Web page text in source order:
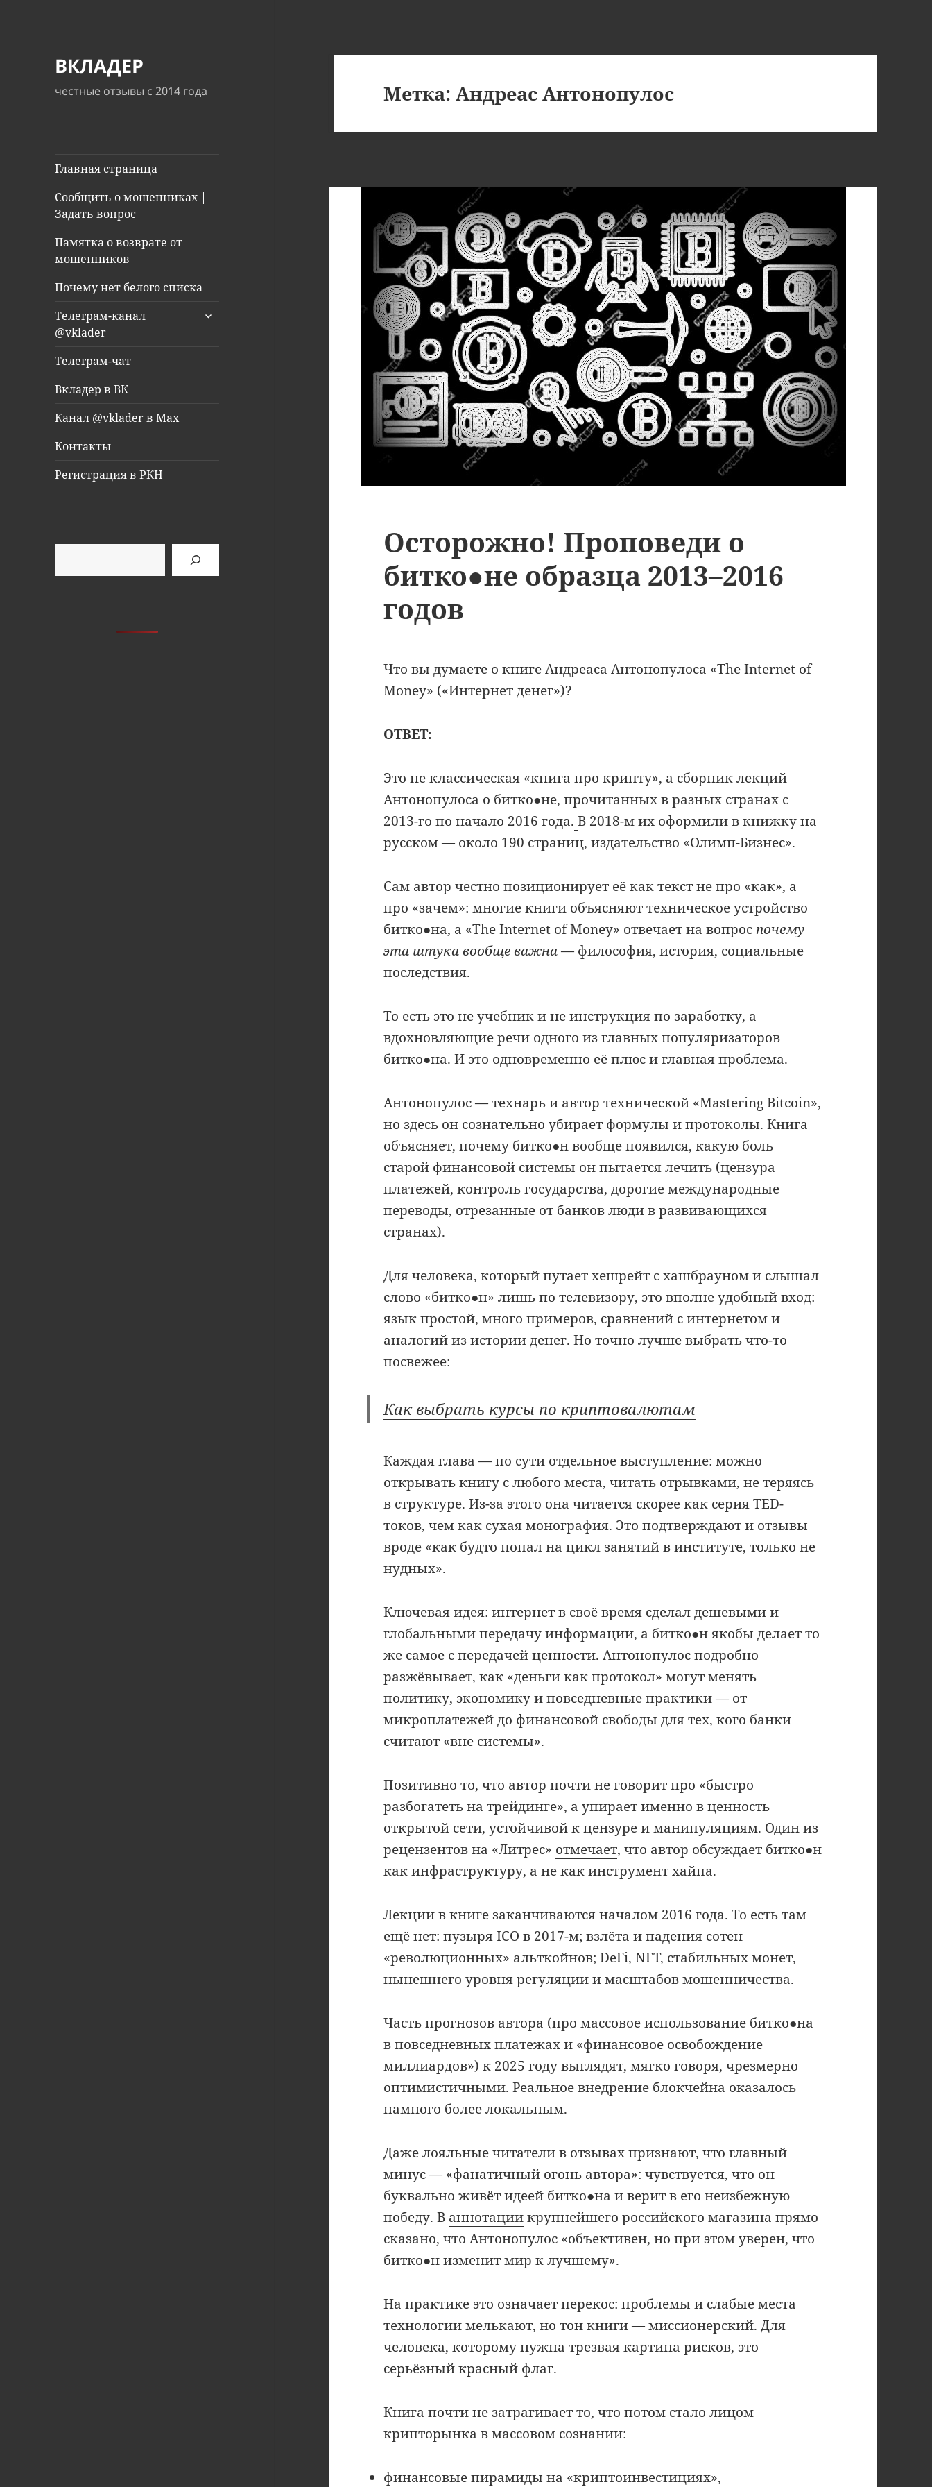
ВКЛАДЕР
честные отзывы с 2014 года
Главная страница
Сообщить о мошенниках |
Задать вопрос
Памятка о возврате от
мошенников
Почему нет белого списка
Телеграм-канал
@vklader
раскрыть
Телеграм-чат
Вкладер в ВК
Канал @vklader в Max
Контакты
Регистрация в РКН
Метка:Андреас Антонопулос
Осторожно! Проповеди о
битко●не образца 2013–2016
годов
Что вы думаете о книге Андреаса Антонопулоса «The Internet of
Money» («Интернет денег»)?
ОТВЕТ:
Это не классическая «книга про крипту», а сборник лекций
Антонопулоса о битко●не, прочитанных в разных странах с
2013-го по начало 2016 года. В 2018-м их оформили в книжку на
русском — около 190 страниц, издательство «Олимп-Бизнес».
Сам автор честно позиционирует её как текст не про «как», а
про «зачем»: многие книги объясняют техническое устройство
битко●на, а «The Internet of Money» отвечает на вопрос почему
эта штука вообще важна— философия, история, социальные
последствия.
То есть это не учебник и не инструкция по заработку, а
вдохновляющие речи одного из главных популяризаторов
битко●на. И это одновременно её плюс и главная проблема.
Антонопулос — технарь и автор технической «Mastering Bitcoin»,
но здесь он сознательно убирает формулы и протоколы. Книга
объясняет, почему битко●н вообще появился, какую боль
старой финансовой системы он пытается лечить (цензура
платежей, контроль государства, дорогие международные
переводы, отрезанные от банков люди в развивающихся
странах).
Для человека, который путает хешрейт с хашбрауном и слышал
слово «битко●н» лишь по телевизору, это вполне удобный вход:
язык простой, много примеров, сравнений с интернетом и
аналогий из истории денег. Но точно лучше выбрать что-то
посвежее:
Как выбрать курсы по криптовалютам
Каждая глава — по сути отдельное выступление: можно
открывать книгу с любого места, читать отрывками, не теряясь
в структуре. Из-за этого она читается скорее как серия TED-
токов, чем как сухая монография. Это подтверждают и отзывы
вроде «как будто попал на цикл занятий в институте, только не
нудных».
Ключевая идея: интернет в своё время сделал дешевыми и
глобальными передачу информации, а битко●н якобы делает то
же самое с передачей ценности. Антонопулос подробно
разжёвывает, как «деньги как протокол» могут менять
политику, экономику и повседневные практики — от
микроплатежей до финансовой свободы для тех, кого банки
считают «вне системы».
Позитивно то, что автор почти не говорит про «быстро
разбогатеть на трейдинге», а упирает именно в ценность
открытой сети, устойчивой к цензуре и манипуляциям. Один из
рецензентов на «Литрес» отмечает, что автор обсуждает битко●н
как инфраструктуру, а не как инструмент хайпа.
Лекции в книге заканчиваются началом 2016 года. То есть там
ещё нет: пузыря ICO в 2017-м; взлёта и падения сотен
«революционных» альткойнов; DeFi, NFT, стабильных монет,
нынешнего уровня регуляции и масштабов мошенничества.
Часть прогнозов автора (про массовое использование битко●на
в повседневных платежах и «финансовое освобождение
миллиардов») к 2025 году выглядят, мягко говоря, чрезмерно
оптимистичными. Реальное внедрение блокчейна оказалось
намного более локальным.
Даже лояльные читатели в отзывах признают, что главный
минус — «фанатичный огонь автора»: чувствуется, что он
буквально живёт идеей битко●на и верит в его неизбежную
победу. В аннотациикрупнейшего российского магазина прямо
сказано, что Антонопулос «объективен, но при этом уверен, что
битко●н изменит мир к лучшему».
На практике это означает перекос: проблемы и слабые места
технологии мелькают, но тон книги — миссионерский. Для
человека, которому нужна трезвая картина рисков, это
серьёзный красный флаг.
Книга почти не затрагивает то, что потом стало лицом
крипторынка в массовом сознании:
финансовые пирамиды на «криптоинвестициях»,